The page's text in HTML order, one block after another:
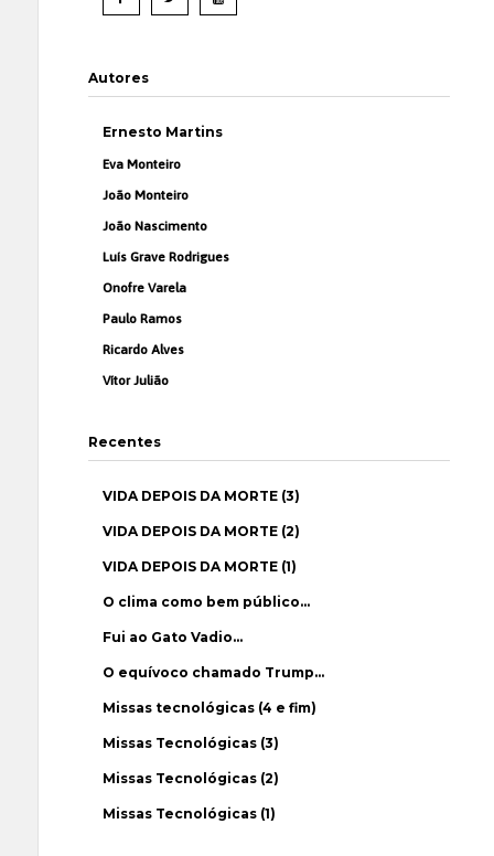
Autores
Ernesto Martins
Eva Monteiro
João Monteiro
João Nascimento
Luís Grave Rodrigues
Onofre Varela
Paulo Ramos
Ricardo Alves
Vítor Julião
Recentes
VIDA DEPOIS DA MORTE (3)
VIDA DEPOIS DA MORTE (2)
VIDA DEPOIS DA MORTE (1)
O clima como bem público…
Fui ao Gato Vadio…
O equívoco chamado Trump…
Missas tecnológicas (4 e fim)
Missas Tecnológicas (3)
Missas Tecnológicas (2)
Missas Tecnológicas (1)